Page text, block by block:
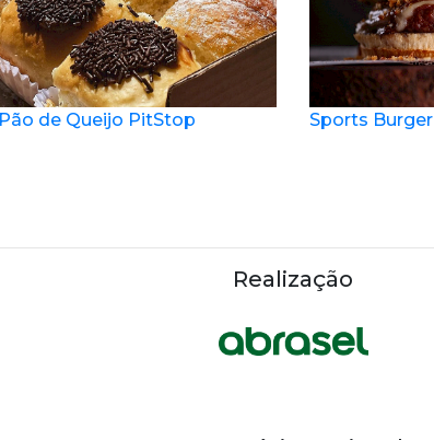
Pão de Queijo PitStop Sports Burger
Realização